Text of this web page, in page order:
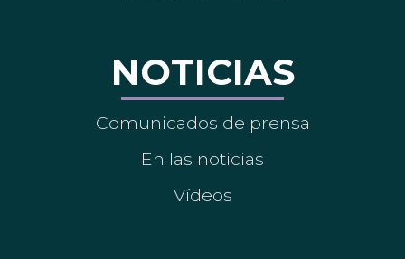
NOTICIAS
Comunicados de prensa
En las noticias
Vídeos